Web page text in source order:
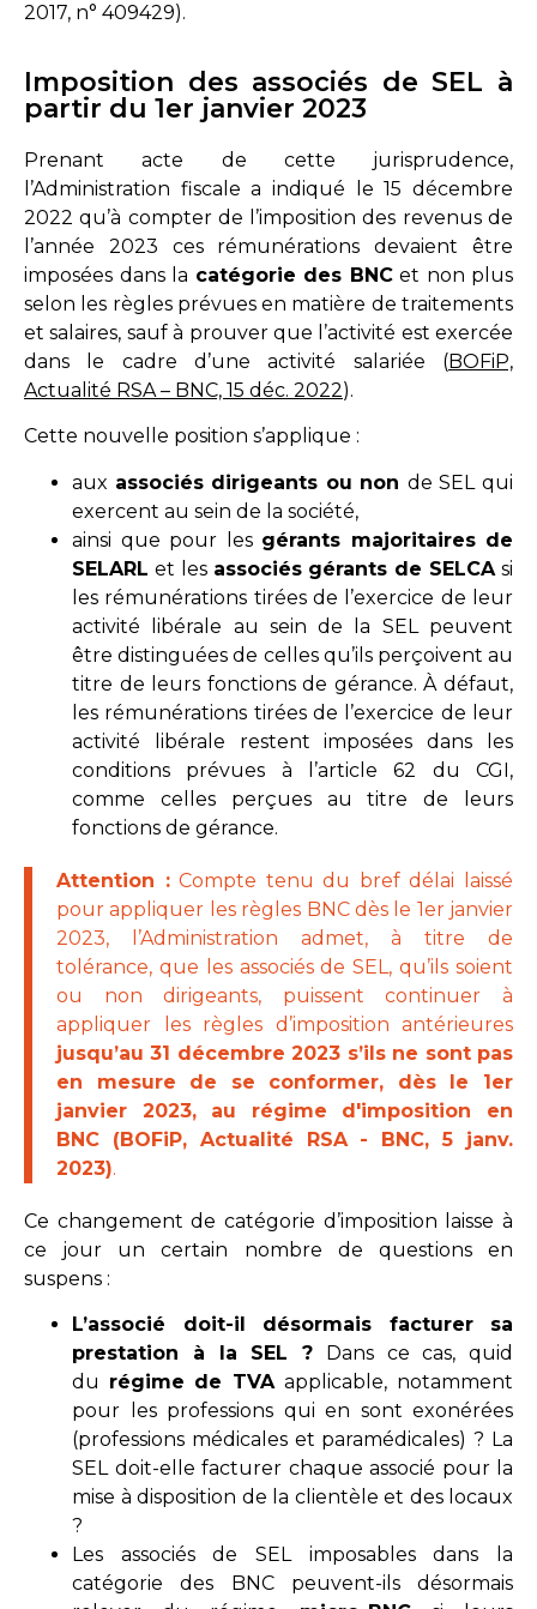
2017, n° 409429).
Imposition des associés de SEL à
partir du 1er janvier 2023
Prenant acte de cette jurisprudence,
l’Administration fiscale a indiqué le 15 décembre
2022 qu’à compter de l’imposition des revenus de
l’année 2023 ces rémunérations devaient être
imposées dans la catégorie des BNCet non plus
selon les règles prévues en matière de traitements
et salaires, sauf à prouver que l’activité est exercée
dans le cadre d’une activité salariée (BOFiP,
Actualité RSA – BNC, 15 déc. 2022).
Cette nouvelle position s’applique :
aux associés dirigeants ou non de SEL qui
exercent au sein de la société,
ainsi que pour les gérants majoritaires de
SELARL et les associés gérants de SELCA si
les rémunérations tirées de l’exercice de leur
activité libérale au sein de la SEL peuvent
être distinguées de celles qu’ils perçoivent au
titre de leurs fonctions de gérance. À défaut,
les rémunérations tirées de l’exercice de leur
activité libérale restent imposées dans les
conditions prévues à l’article 62 du CGI,
comme celles perçues au titre de leurs
fonctions de gérance.
Attention :Compte tenu du bref délai laissé
pour appliquer les règles BNC dès le 1er janvier
2023, l’Administration admet, à titre de
tolérance, que les associés de SEL, qu’ils soient
ou non dirigeants, puissent continuer à
appliquer les règles d’imposition antérieures
jusqu’au 31 décembre 2023 s’ils ne sont pas
en mesure de se conformer, dès le 1er
janvier 2023, au régime d'imposition en
BNC (BOFiP, Actualité RSA - BNC, 5 janv.
2023).
Ce changement de catégorie d’imposition laisse à
ce jour un certain nombre de questions en
suspens :
L’associé doit-il désormais facturer sa
prestation à la SEL ? Dans ce cas, quid
du régime de TVAapplicable, notamment
pour les professions qui en sont exonérées
(professions médicales et paramédicales) ? La
SEL doit-elle facturer chaque associé pour la
mise à disposition de la clientèle et des locaux
?
Les associés de SEL imposables dans la
catégorie des BNC peuvent-ils désormais